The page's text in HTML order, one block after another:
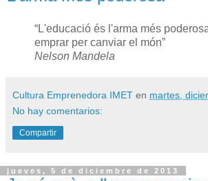
“L'educació és l'arma més
emprar per canviar el món”
Nelson Mandela
Cultura Emprenedora IMET en martes,
No hay comentarios:
Compartir
jueves, 5 de diciembre de 2013